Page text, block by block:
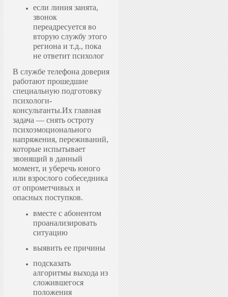
если линия занята,
звонок
переадресуется во
вторую службу этого
региона и т.д., пока
не ответит психолог
В службе телефона доверия
работают прошедшие
специальную подготовку
психологи-
консультанты.Их главная
задача — снять остроту
психоэмоционального
напряжения, переживаний,
которые испытывает
звонящий в данный
момент, и уберечь юного
или взрослого собеседника
от опрометчивых и
опасных поступков.
вместе с абонентом
проанализировать
ситуацию
выявить ее причины
подсказать
алгоритмы выхода из
сложившегося
положения